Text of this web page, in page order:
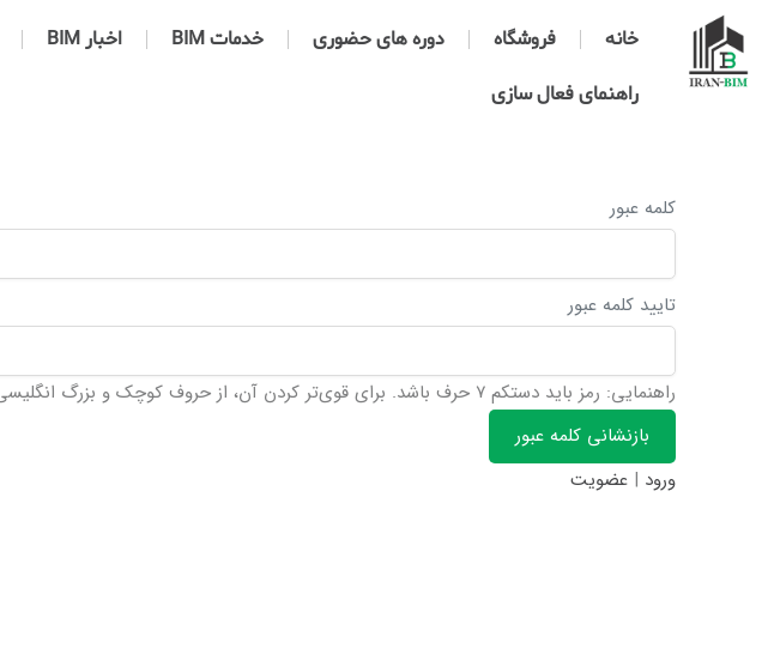
خانه فروشگاه دوره های حضوری خدمات BIM اخبار BIM
راهنمای فعال سازی
کلمه عبور
تایید کلمه عبور
راهنمایی: رمز باید دستکم ۷ حرف باشد. برای قوی‌تر کردن آن، از حروف کوچک و بزرگ انگلیسی، اعداد و نمادهایی مانند ! " ؟ $ % ^ & ) استفاده کنید.
ورود | عضویت